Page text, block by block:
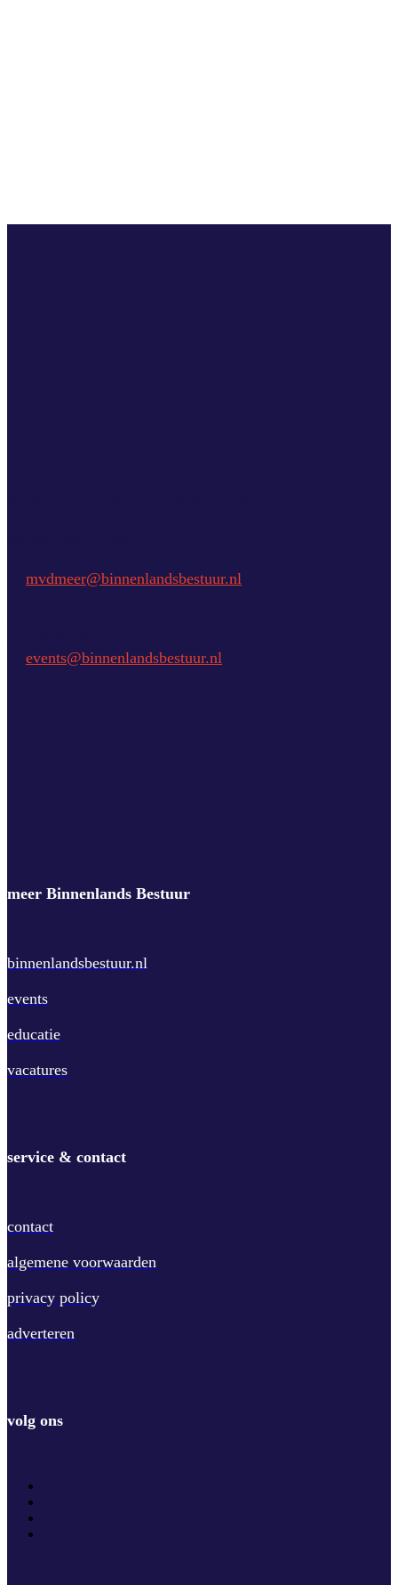
mvdmeer@binnenlandsbestuur.nl
events@binnenlandsbestuur.nl
meer Binnenlands Bestuur
binnenlandsbestuur.nl
events
educatie
vacatures
service & contact
contact
algemene voorwaarden
privacy policy
adverteren
volg ons